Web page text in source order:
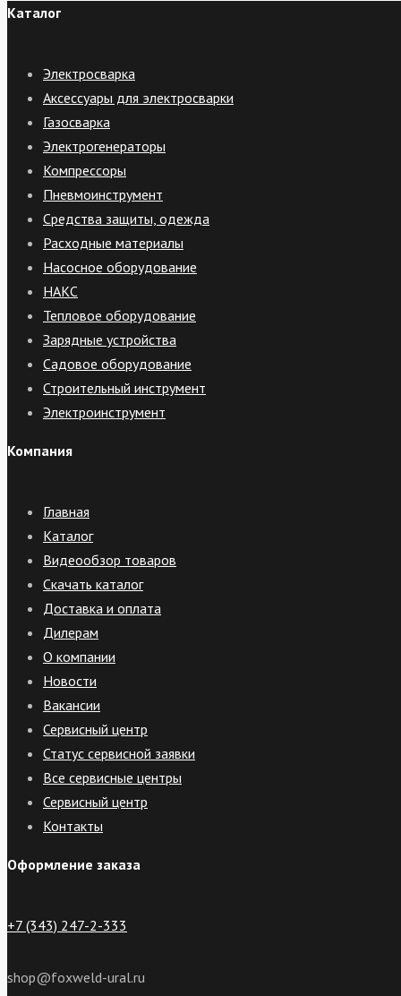
Каталог
Электросварка
Аксессуары для электросварки
Газосварка
Электрогенераторы
Компрессоры
Пневмоинструмент
Средства защиты, одежда
Расходные материалы
Насосное оборудование
НАКС
Тепловое оборудование
Зарядные устройства
Садовое оборудование
Строительный инструмент
Электроинструмент
Компания
Главная
Каталог
Видеообзор товаров
Скачать каталог
Доставка и оплата
Дилерам
О компании
Новости
Вакансии
Сервисный центр
Статус сервисной заявки
Все сервисные центры
Сервисный центр
Контакты
Оформление заказа
+7 (343) 247-2-333
shop@foxweld-ural.ru